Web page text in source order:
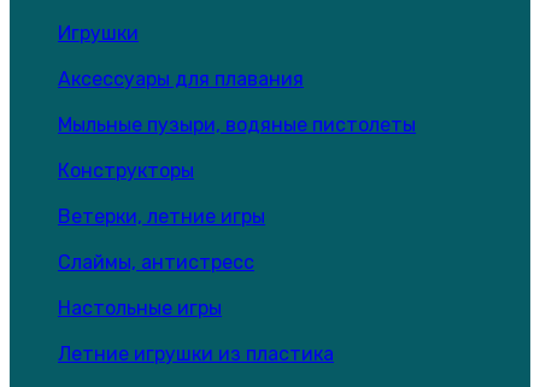
Игрушки
Аксессуары для плавания
Мыльные пузыри, водяные пистолеты
Конструкторы
Ветерки, летние игры
Слаймы, антистресс
Настольные игры
Летние игрушки из пластика